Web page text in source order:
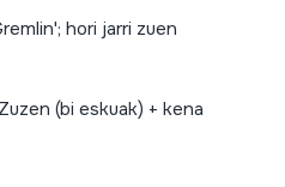
hori jarri zuen
(bi eskuak) + kena